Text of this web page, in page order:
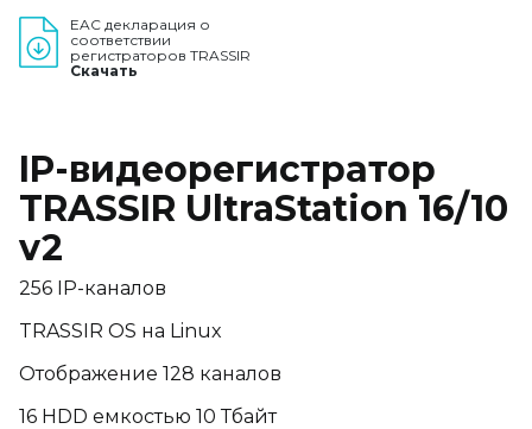
EAC декларация о
соответствии
регистраторов TRASSIR
Скачать
IP-видеорегистратор
TRASSIR UltraStation 16/10
v2
256 IP-каналов
TRASSIR OS на Linux
Отображение 128 каналов
16 HDD емкостью 10 Тбайт